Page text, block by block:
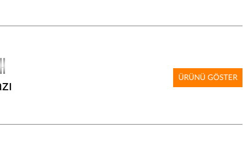
ÜRÜNÜ GÖSTER